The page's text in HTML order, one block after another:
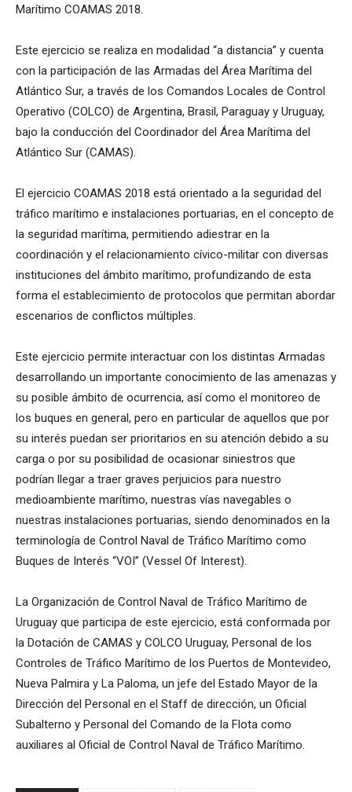
Marítimo COAMAS 2018.
Este ejercicio se realiza en modalidad “a distancia” y cuenta
con la participación de las Armadas del Área Marítima del
Atlántico Sur, a través de los Comandos Locales de Control
Operativo (COLCO) de Argentina, Brasil, Paraguay y Uruguay,
bajo la conducción del Coordinador del Área Marítima del
Atlántico Sur (CAMAS).
El ejercicio COAMAS 2018 está orientado a la seguridad del
tráfico marítimo e instalaciones portuarias, en el concepto de
la seguridad marítima, permitiendo adiestrar en la
coordinación y el relacionamiento cívico-militar con diversas
instituciones del ámbito marítimo, profundizando de esta
forma el establecimiento de protocolos que permitan abordar
escenarios de conflictos múltiples.
Este ejercicio permite interactuar con los distintas Armadas
desarrollando un importante conocimiento de las amenazas y
su posible ámbito de ocurrencia, así como el monitoreo de
los buques en general, pero en particular de aquellos que por
su interés puedan ser prioritarios en su atención debido a su
carga o por su posibilidad de ocasionar siniestros que
podrían llegar a traer graves perjuicios para nuestro
medioambiente marítimo, nuestras vías navegables o
nuestras instalaciones portuarias, siendo denominados en la
terminología de Control Naval de Tráfico Marítimo como
Buques de Interés “VOI” (Vessel Of Interest).
La Organización de Control Naval de Tráfico Marítimo de
Uruguay que participa de este ejercicio, está conformada por
la Dotación de CAMAS y COLCO Uruguay, Personal de los
Controles de Tráfico Marítimo de los Puertos de Montevideo,
Nueva Palmira y La Paloma, un jefe del Estado Mayor de la
Dirección del Personal en el Staff de dirección, un Oficial
Subalterno y Personal del Comando de la Flota como
auxiliares al Oficial de Control Naval de Tráfico Marítimo.